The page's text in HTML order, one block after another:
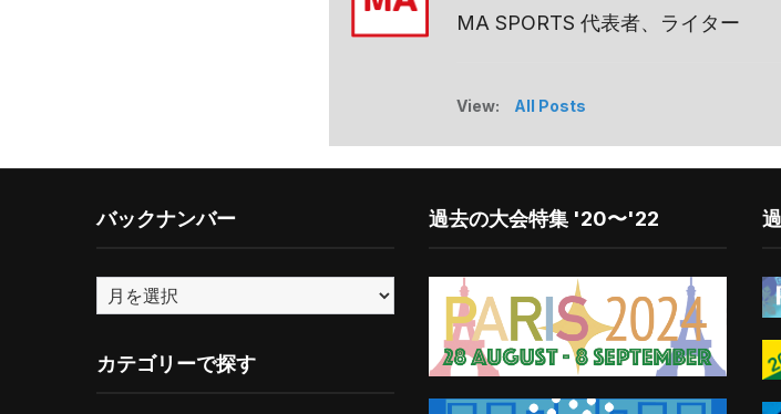
MA SPORTS 代表者、ライター
View: All Posts
バックナンバー
バ
ッ
ク
ナ
カテゴリーで探す
過去の大会特集 '20〜'22